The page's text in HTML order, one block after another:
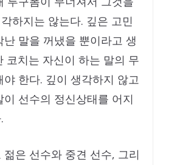
하지는 않는다. 깊은 고민
난 말을 꺼냈을 뿐이라고 생
코치는 자신이 하는 말의 무
한다. 깊이 생각하지 않고
이 선수의 정신상태를 어지
젊은 선수와 중견 선수, 그리